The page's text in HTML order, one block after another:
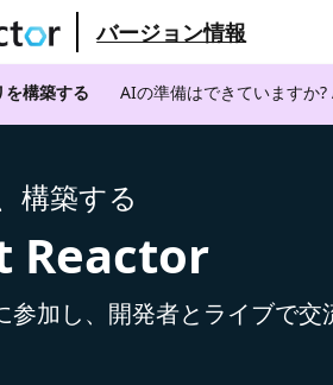
バージョン情報
を構築する AIの準備はできていますか
構築する
Reactor
加し、開発者とライブで交